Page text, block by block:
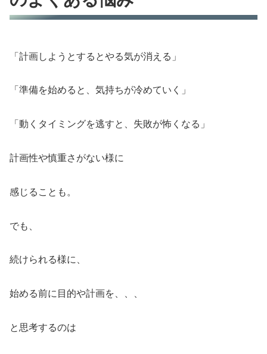
「計画しようとするとやる気が消える」
「準備を始めると、気持ちが冷めていく」
「動くタイミングを逃すと、失敗が怖くなる」
計画性や慎重さがない様に
感じることも。
でも、
続けられる様に、
始める前に目的や計画を、、、
と思考するのは